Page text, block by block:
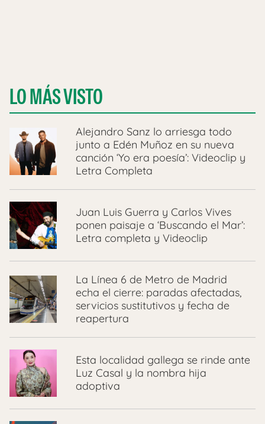
LO MÁS VISTO
Alejandro Sanz lo arriesga todo
junto a Edén Muñoz en su nueva
canción ‘Yo era poesía’: Videoclip y
Letra Completa
Juan Luis Guerra y Carlos Vives
ponen paisaje a ‘Buscando el Mar’:
Letra completa y Videoclip
La Línea 6 de Metro de Madrid
echa el cierre: paradas afectadas,
servicios sustitutivos y fecha de
reapertura
Esta localidad gallega se rinde ante
Luz Casal y la nombra hija
adoptiva